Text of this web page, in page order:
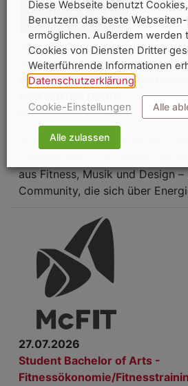
27.07.2026
Student Bachelor of Arts -
Fitnessökonomie/
sofort
Passau
JOHN REED ist mehr als ein
aus Fitness, Musik und Design
Community, die sich über
27.07.2026
Student Bachelor of Arts -
Fitnessökonomie/
Diese Webseite benutzt
Benutzern das beste
ermöglichen. Außerdem werden
Cookies von Diensten Dritter
Weiterführende Informationen
Datenschutzerklärung
Cookie-Einstellungen Alle
Alle zulassen